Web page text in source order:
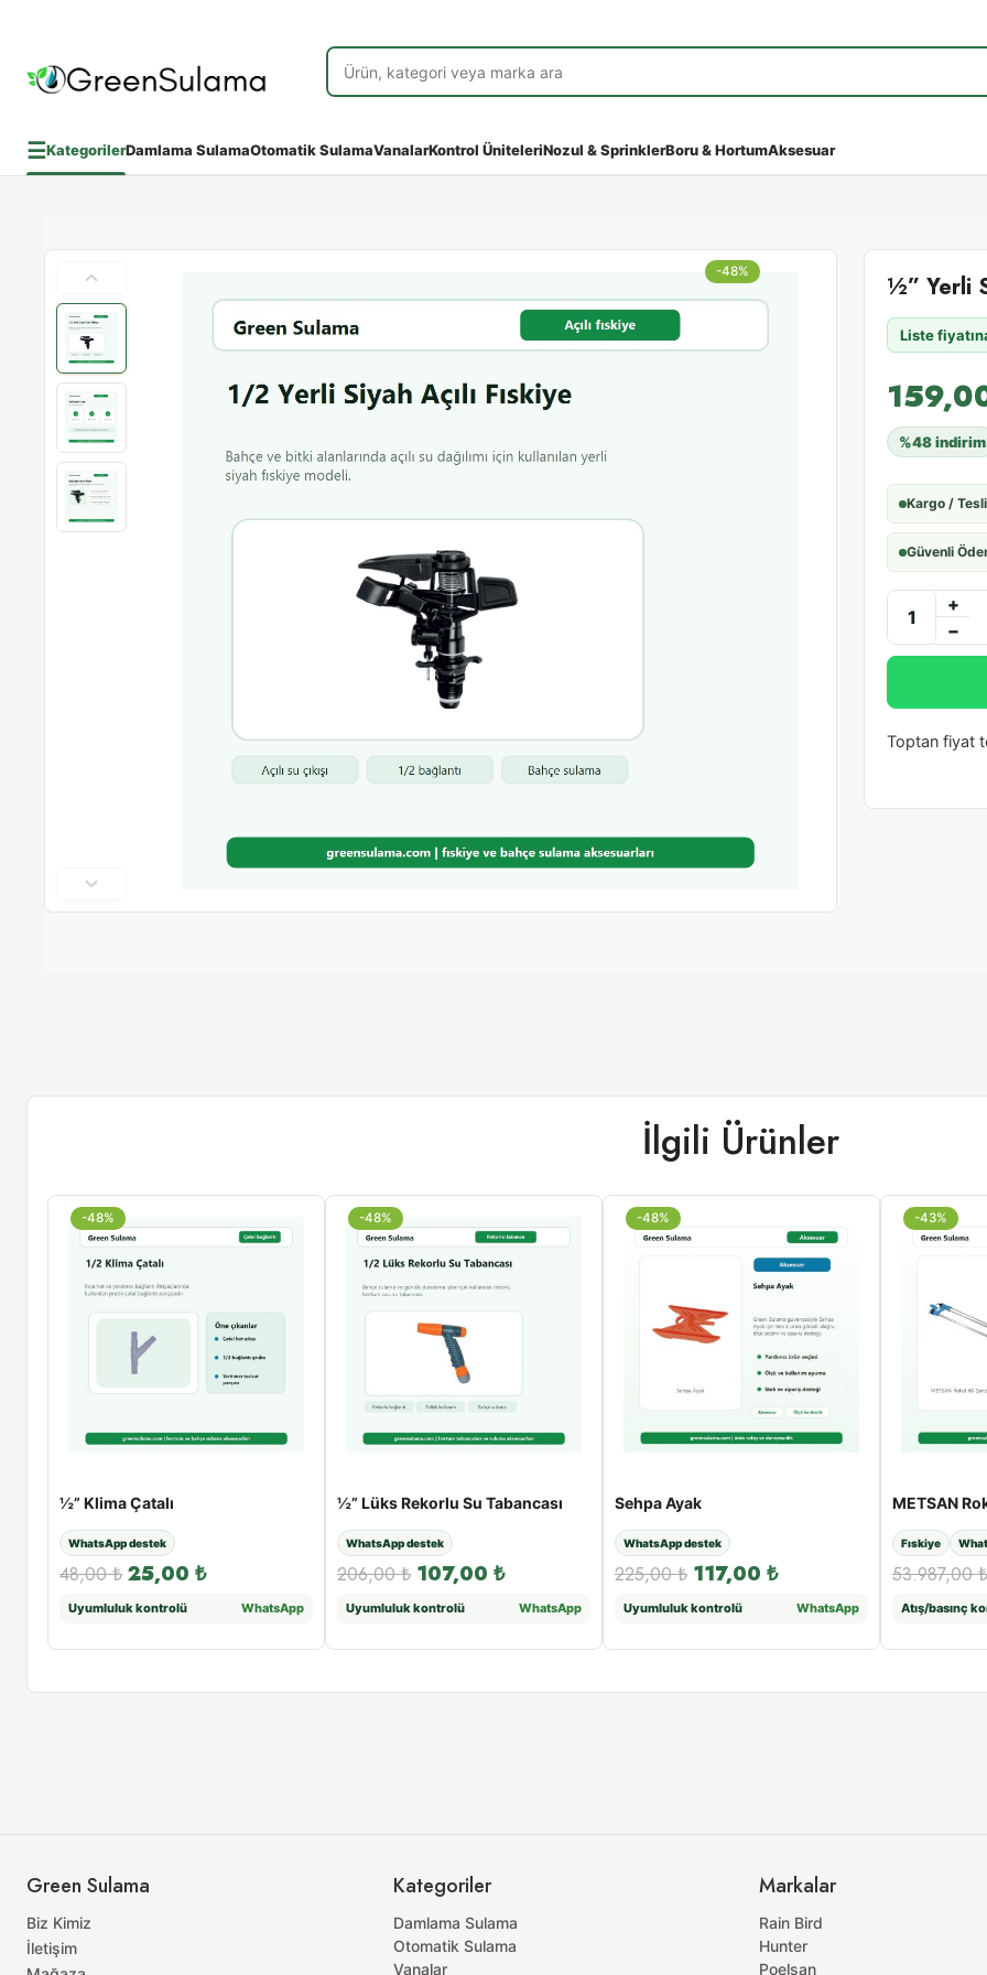
☰KategorilerDamlama SulamaOtomatik SulamaVanalarKontrol ÜniteleriNozul & SprinklerBoru & HortumAksesuar
-48% ½” Yerli
Liste
%48 indirim
Kargo /
Güvenli
+
−
Toptan fiyat
İlgili Ürünler
-48%
½” Klima Çatalı
WhatsApp destek
48,00₺ 25,00 ₺
Uyumluluk kontrolü WhatsApp
-48%
½” Lüks Rekorlu Su Tabancası
WhatsApp destek
206,00₺ 107,00 ₺
Uyumluluk kontrolü WhatsApp
-48%
Sehpa Ayak
WhatsApp destek
225,00₺ 117,00 ₺
Uyumluluk kontrolü WhatsApp
-43%
Fıskiye
53.987,00₺
Atış/basınç
Green Sulama
Biz Kimiz
İletişim
Kategoriler
Damlama Sulama
Otomatik Sulama
Vanalar
Markalar
Rain Bird
Hunter
Poelsan